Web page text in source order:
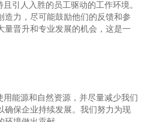
引人入胜的员工驱动的工作环境。
造力，尽可能鼓励他们的反馈和参
量晋升和专业发展的机会，这是一
用能源和自然资源，并尽量减少我们
确保企业持续发展。我们努力为现